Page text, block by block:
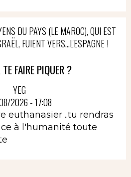
DU PAYS (LE MAROC), QUI EST
FUIENT VERS...L'ESPAGNE !
FAIRE PIQUER ?
YEG
2026 - 17:08
euthanasier ..tu rendras
à l'humanité toute